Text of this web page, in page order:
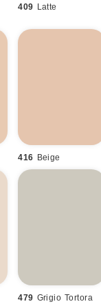
409 Latte
416 Beige
479 Grigio Tortora